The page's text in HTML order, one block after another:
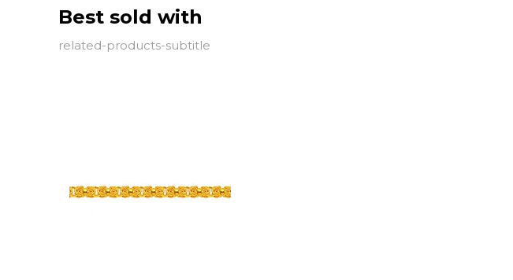
Best sold with
related-products-subtitle